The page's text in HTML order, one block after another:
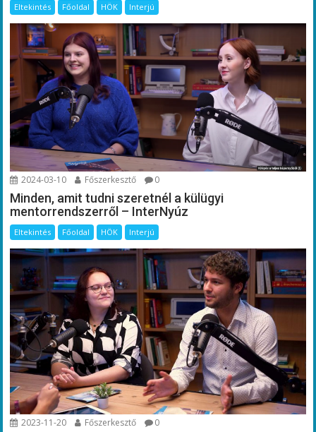
Eltekintés Főoldal HÖK Interjú
2024-03-10 Főszerkesztő 0
Minden, amit tudni szeretnél a külügyi
mentorrendszerről – InterNyúz
Eltekintés Főoldal HÖK Interjú
2023-11-20 Főszerkesztő 0